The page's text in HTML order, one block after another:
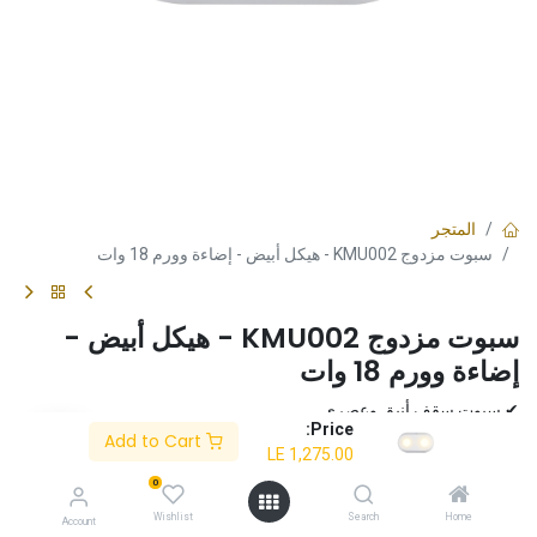
Price:
1,275.00
Home
Search
0
Wishlist
Account
المتجر
سبوت مزدوج KMU002 - هيكل أبيض - إضاءة وورم 18 وات
سبوت مزدوج KMU002 - هيكل أبيض -
إضاءة وورم 18 وات
✔ سبوت سقف أنيق وعصري
✔ يوفر إضاءة ساطعة ومتجانسة
✔ تركيب سهل
1,275.00